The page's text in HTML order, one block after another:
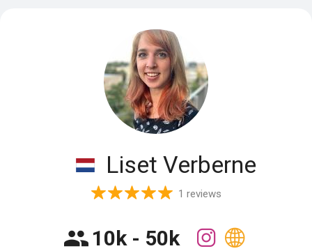
Liset Verberne
1 reviews
10k - 50k